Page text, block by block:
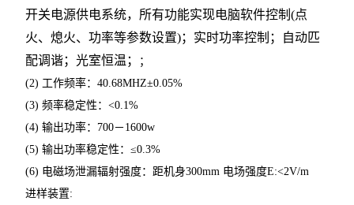
开关电源供电系统，所有功能实现电脑软件控制(点
火、熄火、功率等参数设置)；实时功率控制；自动匹
配调谐；光室恒温；
；
(2) 工作频率：40.68MHZ±0.05%
(3)频率稳定性：<0.1%
(4)输出功率： 700－ 1600w
(5)输出功率稳定性：≤0.3%
(6) 电磁场泄漏辐射强度：距机身300mm 电场强度E:<2V/m
进样装置: